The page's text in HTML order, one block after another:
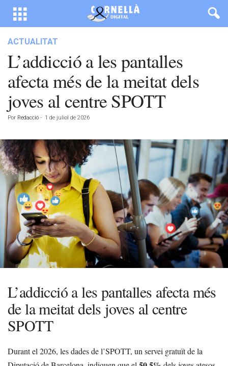
ACTUALITAT
L’addicció a les pantalles
afecta més de la meitat dels
joves al centre SPOTT
Por Redacció - 1 de juliol de 2026
L’addicció a les pantalles afecta més
de la meitat dels joves al centre
SPOTT
Durant el 2026, les dades de l’SPOTT, un servei gratuït de la